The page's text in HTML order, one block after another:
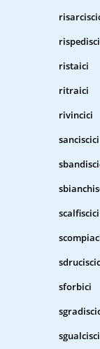
ristaici
ritraici
rivincici
sanciscici
scalfiscici
sforbici